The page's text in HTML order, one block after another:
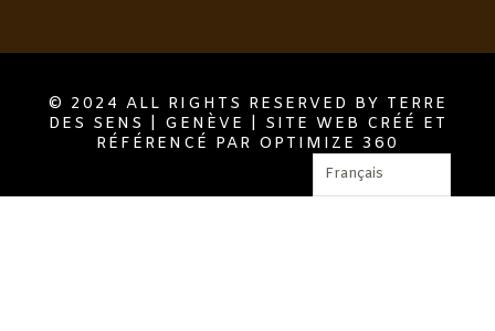
© 2024 ALL RIGHTS RESERVED BY TERRE
DES SENS | GENÈVE | SITE WEB CRÉÉ ET
RÉFÉRENCÉ PAR OPTIMIZE 360
Français